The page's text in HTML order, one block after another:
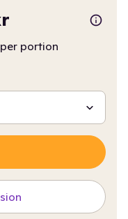
portion